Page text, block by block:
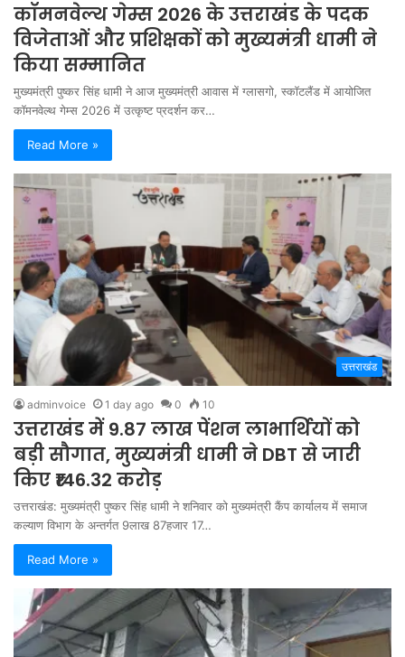
कॉमनवेल्थ गेम्स 2026 के उत्तराखंड के पदक
विजेताओं और प्रशिक्षकों को मुख्यमंत्री धामी ने
किया सम्मानित
मुख्यमंत्री पुष्कर सिंह धामी ने आज मुख्यमंत्री आवास में ग्लासगो, स्कॉटलैंड में आयोजित
कॉमनवेल्थ गेम्स 2026 में उत्कृष्ट प्रदर्शन कर…
Read More »
उत्तराखंड
adminvoice 1 day ago 0 10
उत्तराखंड में 9.87 लाख पेंशन लाभार्थियों को
बड़ी सौगात, मुख्यमंत्री धामी ने DBT से जारी
किए ₹146.32 करोड़
उत्तराखंड: मुख्यमंत्री पुष्कर सिंह धामी ने शनिवार को मुख्यमंत्री कैंप कार्यालय में समाज
कल्याण विभाग के अन्तर्गत 9लाख 87हजार 17…
Read More »